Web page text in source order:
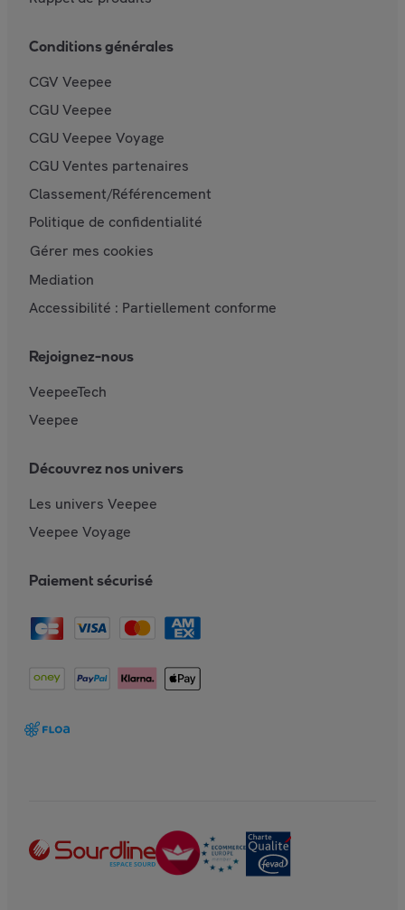
Conditions générales
CGV Veepee
CGU Veepee
CGU Veepee Voyage
CGU Ventes partenaires
Classement/Référencement
Politique de confidentialité
Gérer mes cookies
Mediation
Accessibilité : Partiellement conforme
Rejoignez-nous
VeepeeTech
Veepee
Découvrez nos univers
Les univers Veepee
Veepee Voyage
Paiement sécurisé